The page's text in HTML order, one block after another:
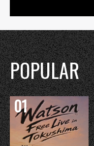
POPULAR